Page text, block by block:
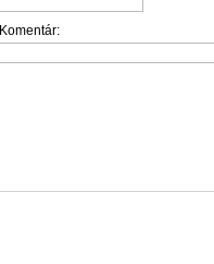
Komentár: